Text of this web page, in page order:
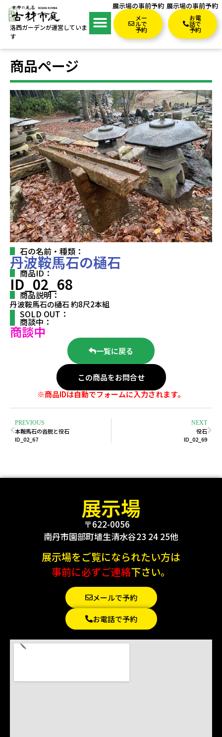
洛西ガーデンが運営していま
す
展示場の事前予約
メー
ルで
予約
展示場の事前予約
お電
話で
予約
商品ページ
石の名前・種類：
丹波鞍馬石の樋石
商品ID：
ID_02_68
商品説明：
丹波鞍馬石の樋石 約8尺2本組
SOLD OUT：
商談中：
商談中
一覧に戻る
この商品をお問合せ
※商品IDは自動でフォームに入力されます。
PREVIOUS
本鞍馬石の沓脱と役石
ID_02_67
NEXT
役石
ID_02_69
展示場
〒622-0056
南丹市園部町埴生清水谷23 24 25他
展示場をご覧になられたい方は
事前に必ずご連絡下さい。
メールで予約
お電話で予約